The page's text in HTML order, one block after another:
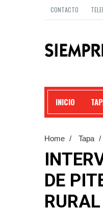
CONTACTO
INICIO
Home / Tapa /
DE